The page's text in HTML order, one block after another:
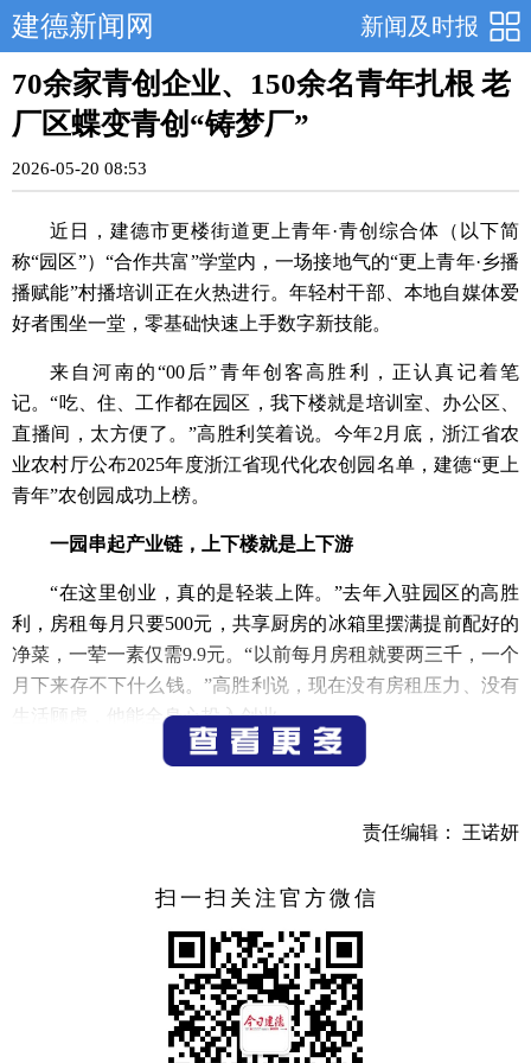
新闻及时报
建德新闻网
70余家青创企业、150余名青年扎根 老
厂区蝶变青创“铸梦厂”
2026-05-20 08:53
近日，建德市更楼街道更上青年·青创综合体（以下简
称“园区”）“合作共富”学堂内，一场接地气的“更上青年·乡播
播赋能”村播培训正在火热进行。年轻村干部、本地自媒体爱
好者围坐一堂，零基础快速上手数字新技能。
来自河南的“00后”青年创客高胜利，正认真记着笔
记。“吃、住、工作都在园区，我下楼就是培训室、办公区、
直播间，太方便了。”高胜利笑着说。今年2月底，浙江省农
业农村厅公布2025年度浙江省现代化农创园名单，建德“更上
青年”农创园成功上榜。
一园串起产业链，上下楼就是上下游
“在这里创业，真的是轻装上阵。”去年入驻园区的高胜
利，房租每月只要500元，共享厨房的冰箱里摆满提前配好的
净菜，一荤一素仅需9.9元。“以前每月房租就要两三千，一个
月下来存不下什么钱。”高胜利说，现在没有房租压力、没有
生活顾虑，他能全身心投入创业。
让他真正“留下来”的，远不止低成本。“周四有开放麦，
年轻人做直播、拍短剧、搞文创，“大家晚上在共享厨房做个
氛围里聊出来的。”
这背后是更楼街道系统的空间改造与政策设计。改造过
程中，该街道保留了老厂区的工业风格，同时系统梳理闲置
资源，打造了“更上青年·轻创空间”“创客街区”等场景，公共
会议室、茶水间、共享厨房、创客餐、人才公寓、直播间等
责任编辑： 王诺妍
扫一扫关注官方微信